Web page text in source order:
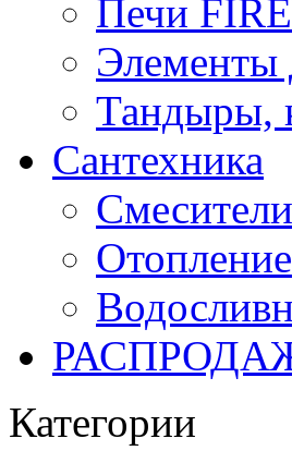
Печи
Элементы
Тандыры,
Сантехника
Отопление
Категории